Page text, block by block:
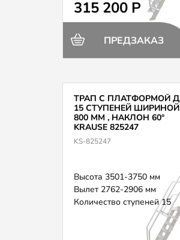
315 200 Р
ПРЕДЗАКАЗ
ТРАП С ПЛАТФОРМОЙ
15 СТУПЕНЕЙ ШИРИНОЙ
800 ММ , НАКЛОН 60°
KRAUSE 825247
KS-825247
Высота 3501-3750 мм
Вылет 2762-2906 мм
Количество ступеней 15